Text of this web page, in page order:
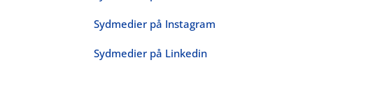
Sydmedier på Instagram
Sydmedier på Linkedin